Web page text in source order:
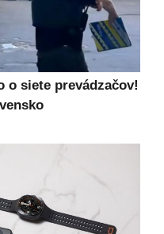
o siete prevádzačov!